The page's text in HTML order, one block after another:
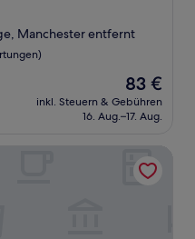
Manchester entfernt
Der
Preis
beträgt
83 €
inkl. Steuern & Gebühren
16. Aug.–17. Aug.